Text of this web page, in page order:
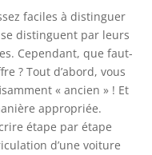
Public
faciles à distinguer
distinguent par leurs
Cependant, que faut-
? Tout d’abord, vous
« ancien » ! Et
appropriée.
étape par étape
d’une voiture